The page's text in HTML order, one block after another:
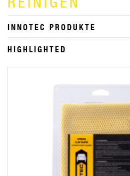
INNOTEC PRODUKTE
HIGHLIGHTED